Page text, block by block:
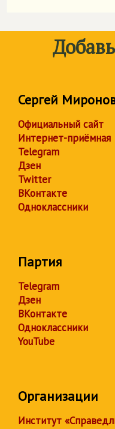
Сергей
Официальный сайт
Интернет-приёмная
Telegram
Дзен
Twitter
ВКонтакте
Одноклассники
Партия
Telegram
Дзен
ВКонтакте
Одноклассники
YouTube
Организации
Институт